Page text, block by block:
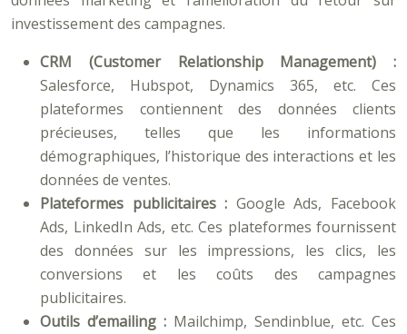
investissement des campagnes.
CRM (Customer Relationship Management) :
Salesforce, Hubspot, Dynamics 365, etc. Ces
plateformes contiennent des données clients
précieuses, telles que les informations
démographiques, l’historique des interactions et les
données de ventes.
Plateformes publicitaires : Google Ads, Facebook
Ads, LinkedIn Ads, etc. Ces plateformes fournissent
des données sur les impressions, les clics, les
conversions et les coûts des campagnes
publicitaires.
Outils d’emailing : Mailchimp, Sendinblue, etc. Ces